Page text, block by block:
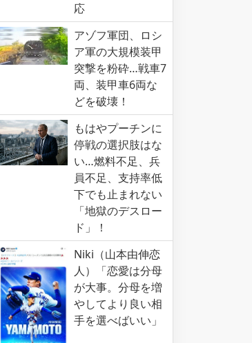
応
アゾフ軍団、ロシ
ア軍の大規模装甲
突撃を粉砕…戦車7
両、装甲車6両な
どを破壊！
もはやプーチンに
停戦の選択肢はな
い…燃料不足、兵
員不足、支持率低
下でも止まれない
「地獄のデスロー
ド」！
Niki（山本由伸恋
人）「恋愛は分母
が大事。分母を増
やしてより良い相
手を選べばいい」